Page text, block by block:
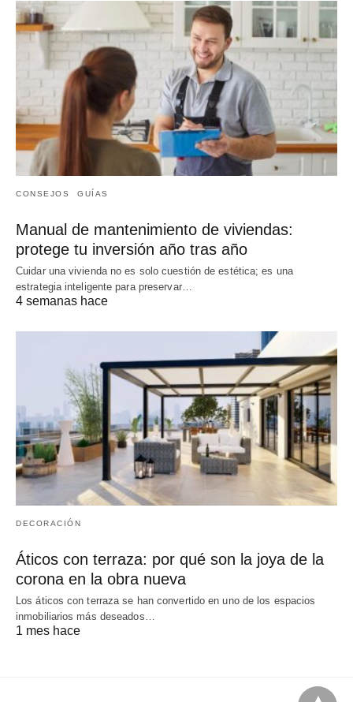
CONSEJOS GUÍAS
Manual de mantenimiento de viviendas:
protege tu inversión año tras año
Cuidar una vivienda no es solo cuestión de estética; es una
estrategia inteligente para preservar…
4 semanas hace
DECORACIÓN
Áticos con terraza: por qué son la joya de la
corona en la obra nueva
Los áticos con terraza se han convertido en uno de los espacios
inmobiliarios más deseados…
1 mes hace